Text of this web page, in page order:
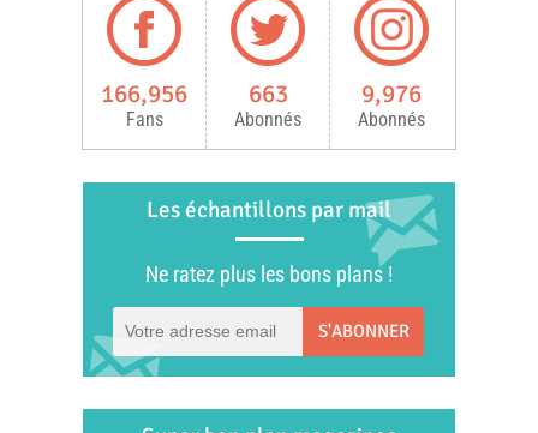
166,956
Fans
663
Abonnés
9,976
Abonnés
Les échantillons par mail
Ne ratez plus les bons plans !
S'ABONNER